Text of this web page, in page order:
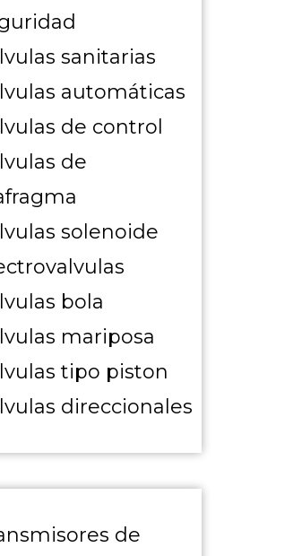
sanitarias
automáticas
de control
de
solenoide
bola
mariposa
tipo piston
direccionales
de